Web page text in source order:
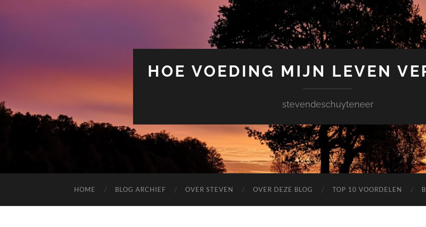
HOE VOEDING MIJN LEVEN
stevendeschuyteneer
HOME BLOG ARCHIEF OVER STEVEN OVER DEZE BLOG TOP 10 VOORDELEN